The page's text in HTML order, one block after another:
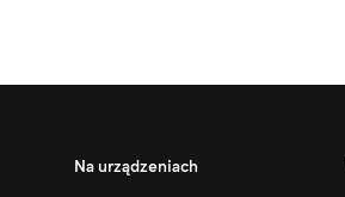
Na urządzeniach